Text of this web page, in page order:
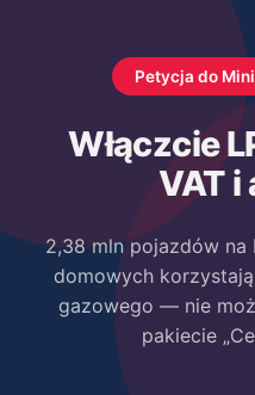
Petycja do
Włączcie
VAT i
2,38 mln pojazdów na
domowych
gazowego — nie
pakiecie